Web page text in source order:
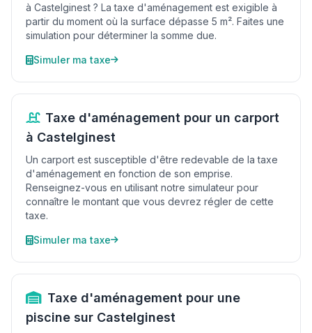
à Castelginest ? La taxe d'aménagement est exigible à
partir du moment où la surface dépasse 5 m². Faites une
simulation pour déterminer la somme due.
Simuler ma taxe
Taxe d'aménagement pour un carport
à Castelginest
Un carport est susceptible d'être redevable de la taxe
d'aménagement en fonction de son emprise.
Renseignez-vous en utilisant notre simulateur pour
connaître le montant que vous devrez régler de cette
taxe.
Simuler ma taxe
Taxe d'aménagement pour une
piscine sur Castelginest